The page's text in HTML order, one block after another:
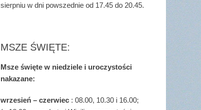
sierpniu w dni powszednie od 17.45 do 20.45.
MSZE ŚWIĘTE:
Msze święte w niedziele i uroczystości
nakazane:
wrzesień – czerwiec : 08.00, 10.30 i 16.00;